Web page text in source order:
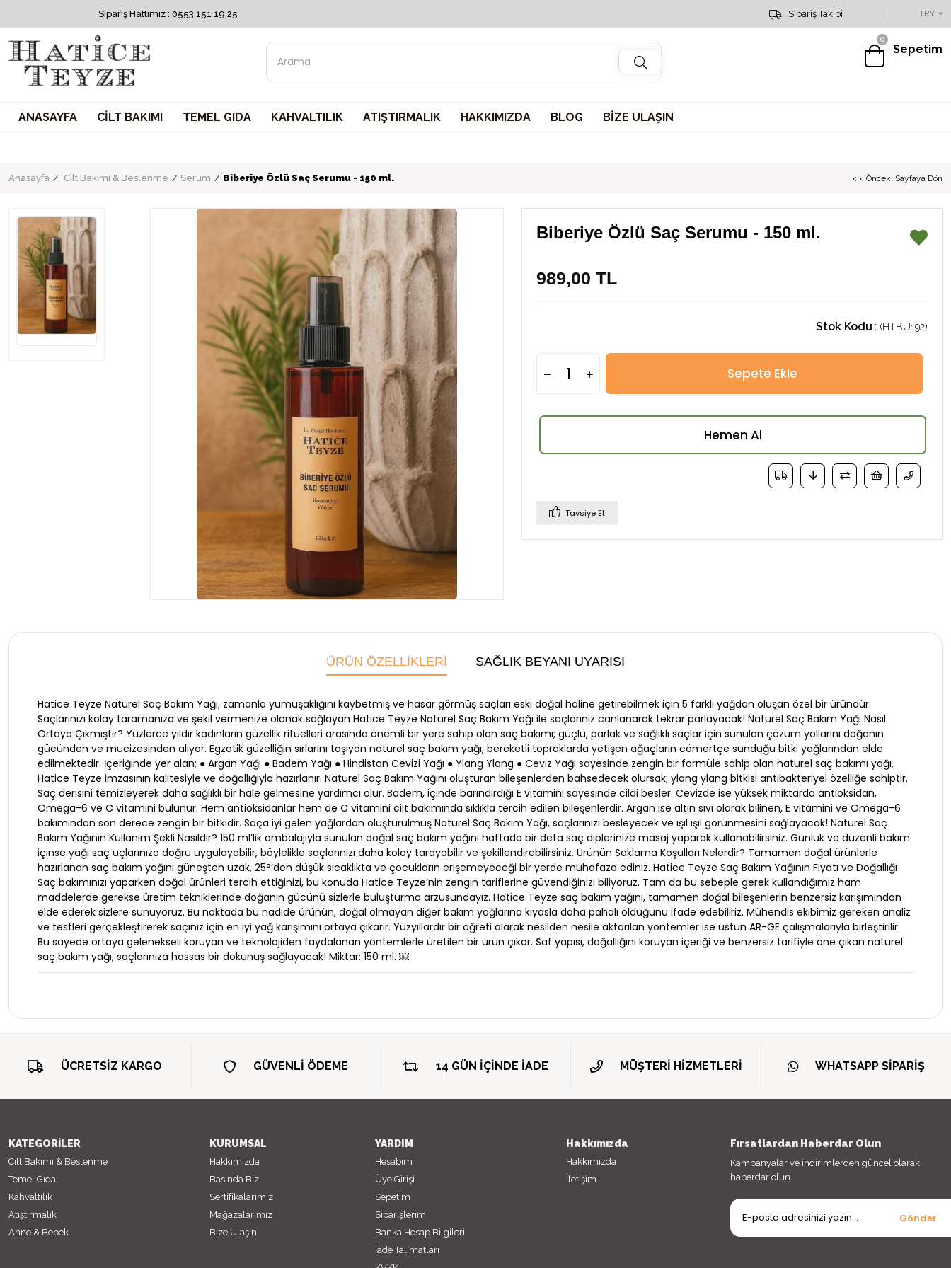
Sipariş Hattımız : 0553 151 19 25 Sipariş Hattımız : 0553 151 19 25
Sipariş Takibi TRY
Sepetim
0
ANASAYFA CİLT BAKIMI TEMEL GIDA KAHVALTILIK ATIŞTIRMALIK HAKKIMIZDA BLOG BİZE ULAŞIN
Anasayfa Cilt Bakımı & Beslenme Serum Biberiye Özlü Saç Serumu - 150 ml. < < Önceki Sayfaya Dön
Biberiye Özlü Saç Serumu - 150 ml.
989,00 TL
(HTBU192)
Stok Kodu
Tavsiye Et
ÜRÜN ÖZELLIKLERI SAĞLIK BEYANI UYARISI
Hatice Teyze Naturel Saç Bakım Yağı, zamanla yumuşaklığını kaybetmiş ve hasar görmüş saçları eski doğal haline getirebilmek için 5 farklı yağdan oluşan özel bir üründür.
Saçlarınızı kolay taramanıza ve şekil vermenize olanak sağlayan Hatice Teyze Naturel Saç Bakım Yağı ile saçlarınız canlanarak tekrar parlayacak! Naturel Saç Bakım Yağı Nasıl
Ortaya Çıkmıştır? Yüzlerce yıldır kadınların güzellik ritüelleri arasında önemli bir yere sahip olan saç bakımı; güçlü, parlak ve sağlıklı saçlar için sunulan çözüm yollarını doğanın
gücünden ve mucizesinden alıyor. Egzotik güzelliğin sırlarını taşıyan naturel saç bakım yağı, bereketli topraklarda yetişen ağaçların cömertçe sunduğu bitki yağlarından elde
edilmektedir. İçeriğinde yer alan; ● Argan Yağı ● Badem Yağı ● Hindistan Cevizi Yağı ● Ylang Ylang ● Ceviz Yağı sayesinde zengin bir formüle sahip olan naturel saç bakımı yağı,
Hatice Teyze imzasının kalitesiyle ve doğallığıyla hazırlanır. Naturel Saç Bakım Yağını oluşturan bileşenlerden bahsedecek olursak; ylang ylang bitkisi antibakteriyel özelliğe sahiptir.
Saç derisini temizleyerek daha sağlıklı bir hale gelmesine yardımcı olur. Badem, içinde barındırdığı E vitamini sayesinde cildi besler. Cevizde ise yüksek miktarda antioksidan,
Omega-6 ve C vitamini bulunur. Hem antioksidanlar hem de C vitamini cilt bakımında sıklıkla tercih edilen bileşenlerdir. Argan ise altın sıvı olarak bilinen, E vitamini ve Omega-6
bakımından son derece zengin bir bitkidir. Saça iyi gelen yağlardan oluşturulmuş Naturel Saç Bakım Yağı, saçlarınızı besleyecek ve ışıl ışıl görünmesini sağlayacak! Naturel Saç
Bakım Yağının Kullanım Şekli Nasıldır? 150 ml’lik ambalajıyla sunulan doğal saç bakım yağını haftada bir defa saç diplerinize masaj yaparak kullanabilirsiniz. Günlük ve düzenli bakım
içinse yağı saç uçlarınıza doğru uygulayabilir, böylelikle saçlarınızı daha kolay tarayabilir ve şekillendirebilirsiniz. Ürünün Saklama Koşulları Nelerdir? Tamamen doğal ürünlerle
hazırlanan saç bakım yağını güneşten uzak, 25°’den düşük sıcaklıkta ve çocukların erişemeyeceği bir yerde muhafaza ediniz. Hatice Teyze Saç Bakım Yağının Fiyatı ve Doğallığı
Saç bakımınızı yaparken doğal ürünleri tercih ettiğinizi, bu konuda Hatice Teyze’nin zengin tariflerine güvendiğinizi biliyoruz. Tam da bu sebeple gerek kullandığımız ham
maddelerde gerekse üretim tekniklerinde doğanın gücünü sizlerle buluşturma arzusundayız. Hatice Teyze saç bakım yağını, tamamen doğal bileşenlerin benzersiz karışımından
elde ederek sizlere sunuyoruz. Bu noktada bu nadide ürünün, doğal olmayan diğer bakım yağlarına kıyasla daha pahalı olduğunu ifade edebiliriz. Mühendis ekibimiz gereken analiz
ve testleri gerçekleştirerek saçınız için en iyi yağ karışımını ortaya çıkarır. Yüzyıllardır bir öğreti olarak nesilden nesile aktarılan yöntemler ise üstün AR-GE çalışmalarıyla birleştirilir.
Bu sayede ortaya gelenekseli koruyan ve teknolojiden faydalanan yöntemlerle üretilen bir ürün çıkar. Saf yapısı, doğallığını koruyan içeriği ve benzersiz tarifiyle öne çıkan naturel
saç bakım yağı; saçlarınıza hassas bir dokunuş sağlayacak! Miktar: 150 ml. ￼
ÜCRETSİZ KARGO GÜVENLİ ÖDEME 14 GÜN İÇİNDE İADE MÜŞTERİ HİZMETLERİ WHATSAPP SİPARİŞ
KATEGORİLER
Cilt Bakımı & Beslenme
Temel Gıda
Kahvaltılık
Atıştırmalık
Anne & Bebek
KURUMSAL
Hakkımızda
Basında Biz
Sertifikalarımız
Mağazalarımız
Bize Ulaşın
YARDIM
Hesabım
Üye Girişi
Sepetim
Siparişlerim
Banka Hesap Bilgileri
İade Talimatları
Hakkımızda
Hakkımızda
İletişim
Fırsatlardan Haberdar Olun
Kampanyalar ve indirimlerden güncel olarak
haberdar olun.
Gönder